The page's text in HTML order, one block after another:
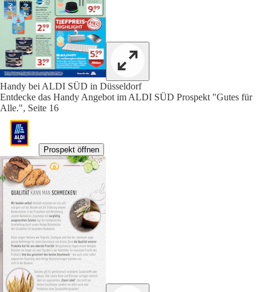
Handy bei ALDI SÜD in Düsseldorf
Entdecke das Handy Angebot im ALDI SÜD Prospekt "Gutes für
Alle.", Seite 16
Prospekt öffnen